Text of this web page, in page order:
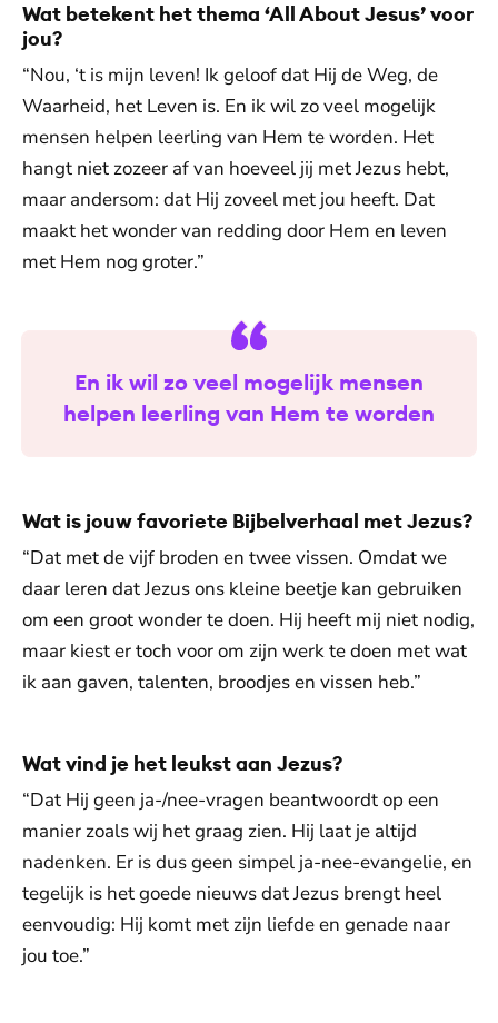
Wat betekent het thema ‘All About Jesus’ voor
jou?
“Nou, ‘t is mijn leven! Ik geloof dat Hij de Weg, de
Waarheid, het Leven is. En ik wil zo veel mogelijk
mensen helpen leerling van Hem te worden. Het
hangt niet zozeer af van hoeveel jij met Jezus hebt,
maar andersom: dat Hij zoveel met jou heeft. Dat
maakt het wonder van redding door Hem en leven
met Hem nog groter.”
En ik wil zo veel mogelijk mensen
helpen leerling van Hem te worden
Wat is jouw favoriete Bijbelverhaal met Jezus?
“Dat met de vijf broden en twee vissen. Omdat we
daar leren dat Jezus ons kleine beetje kan gebruiken
om een groot wonder te doen. Hij heeft mij niet nodig,
maar kiest er toch voor om zijn werk te doen met wat
ik aan gaven, talenten, broodjes en vissen heb.”
Wat vind je het leukst aan Jezus?
“Dat Hij geen ja-/nee-vragen beantwoordt op een
manier zoals wij het graag zien. Hij laat je altijd
nadenken. Er is dus geen simpel ja-nee-evangelie, en
tegelijk is het goede nieuws dat Jezus brengt heel
eenvoudig: Hij komt met zijn liefde en genade naar
jou toe.”